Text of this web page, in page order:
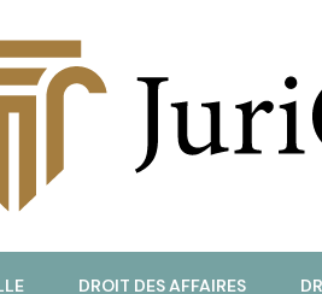
DROIT DES AFFAIRES